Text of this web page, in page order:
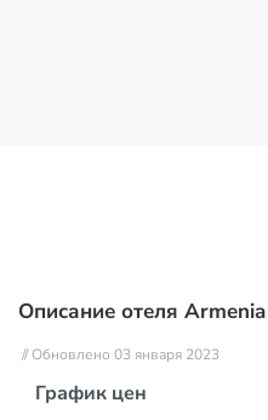
Описание отеля
// Обновлено 03 января 2023
График цен